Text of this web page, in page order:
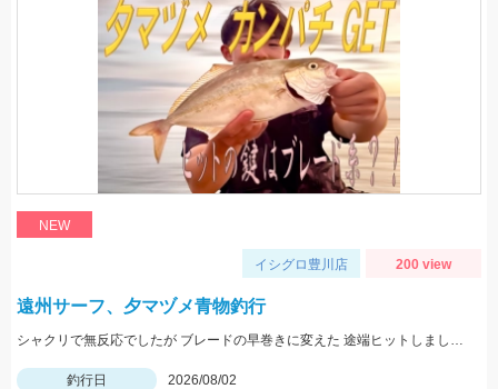
NEW
イシグロ豊川店 200 view
遠州サーフ、夕マヅメ青物釣行
シャクリで無反応でしたが ブレードの早巻きに変えた 途端ヒットしましたよ！
釣行日
2026/08/02